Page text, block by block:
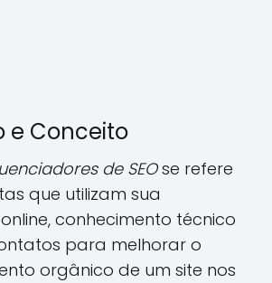
e Conceito
de SEOse refere
que utilizam sua
conhecimento técnico
para melhorar o
orgânico de um site nos